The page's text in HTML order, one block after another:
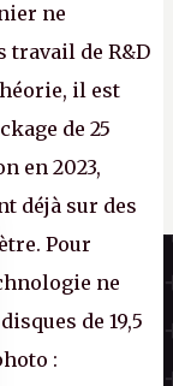
ne
travail de R&D
il est
de 25
en 2023,
déjà sur des
Pour
ne
de 19,5
:
numérique